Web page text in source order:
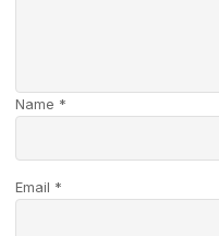
Name *
Email *